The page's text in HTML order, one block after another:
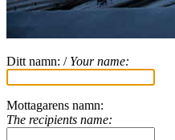
Ditt namn: / Your name:
Mottagarens namn:
The recipients name: